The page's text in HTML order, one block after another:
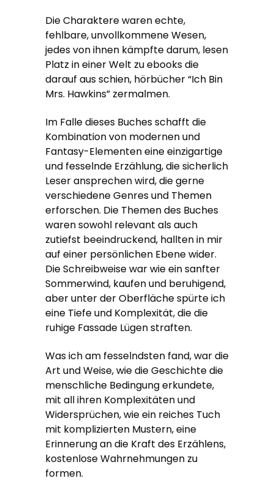
Die Charaktere waren echte,
fehlbare, unvollkommene Wesen,
jedes von ihnen kämpfte darum, lesen
Platz in einer Welt zu ebooks die
darauf aus schien, hörbücher “Ich Bin
Mrs. Hawkins” zermalmen.
Im Falle dieses Buches schafft die
Kombination von modernen und
Fantasy-Elementen eine einzigartige
und fesselnde Erzählung, die sicherlich
Leser ansprechen wird, die gerne
verschiedene Genres und Themen
erforschen. Die Themen des Buches
waren sowohl relevant als auch
zutiefst beeindruckend, hallten in mir
auf einer persönlichen Ebene wider.
Die Schreibweise war wie ein sanfter
Sommerwind, kaufen und beruhigend,
aber unter der Oberfläche spürte ich
eine Tiefe und Komplexität, die die
ruhige Fassade Lügen straften.
Was ich am fesselndsten fand, war die
Art und Weise, wie die Geschichte die
menschliche Bedingung erkundete,
mit all ihren Komplexitäten und
Widersprüchen, wie ein reiches Tuch
mit komplizierten Mustern, eine
Erinnerung an die Kraft des Erzählens,
kostenlose Wahrnehmungen zu
formen.